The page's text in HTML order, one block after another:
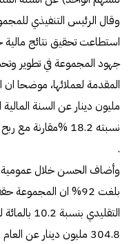
وقال الرئيس التنفيذي
جهود المجموعة في تطوير
.
وأضاف الحسن خلال
بلغت 92% ان
304.8 مليون دينار عن